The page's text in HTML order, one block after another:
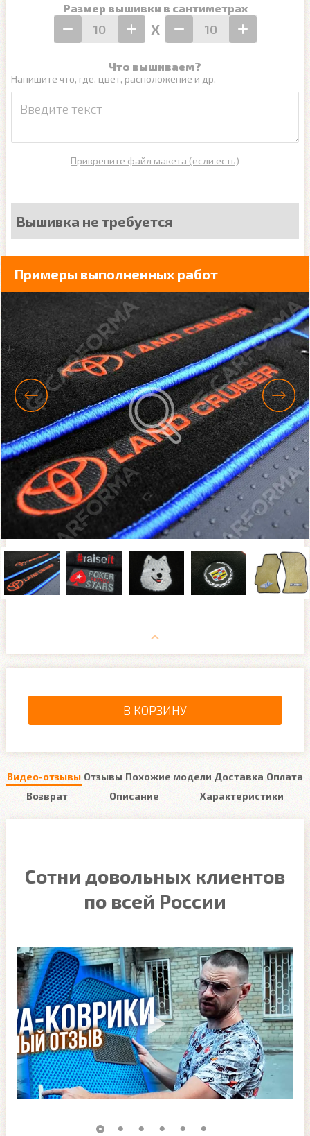
Размер вышивки в сантиметрах
Х
Что вышиваем?
Напишите что, где, цвет, расположение и др.
Прикрепите файл макета (если есть)
Вышивка не требуется
Примеры выполненных работ
В КОРЗИНУ
Видео-отзывы Отзывы Похожие модели Доставка Оплата
Возврат
Описание Характеристики
Сотни довольных клиентов
по всей России